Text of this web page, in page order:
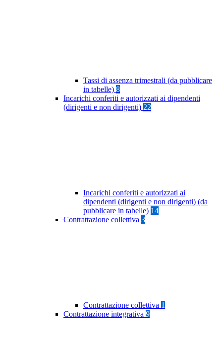
Tassi di assenza trimestrali (da pubblicare
in tabelle) 8
Incarichi conferiti e autorizzati ai dipendenti
(dirigenti e non dirigenti) 22
Incarichi conferiti e autorizzati ai
dipendenti (dirigenti e non dirigenti) (da
pubblicare in tabelle) 14
Contrattazione collettiva 3
Contrattazione collettiva 1
Contrattazione integrativa 9